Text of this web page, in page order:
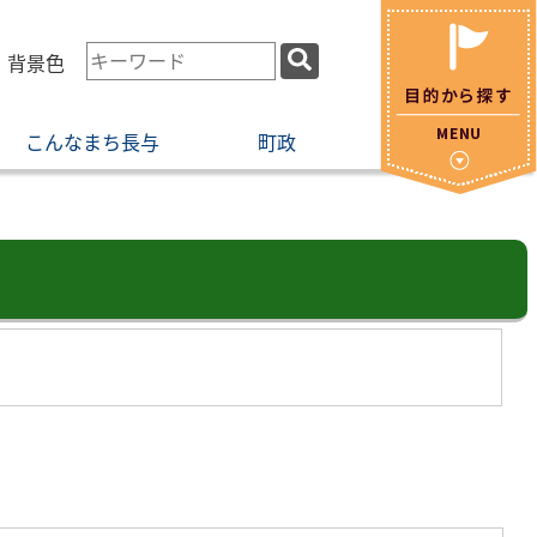
背景色
検
索
ー
ワ
こんなまち長与 町政